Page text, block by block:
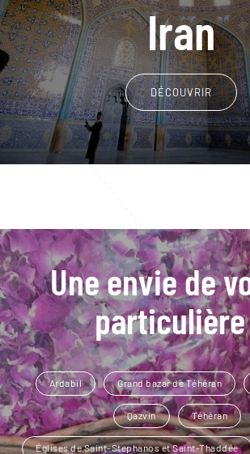
Iran
DÉCOUVRIR
Une envie de
Ardabil Grand bazar de Téhéran
Qazvin Téhéran
Églises de Saint-Stephanos et Saint-Thaddée